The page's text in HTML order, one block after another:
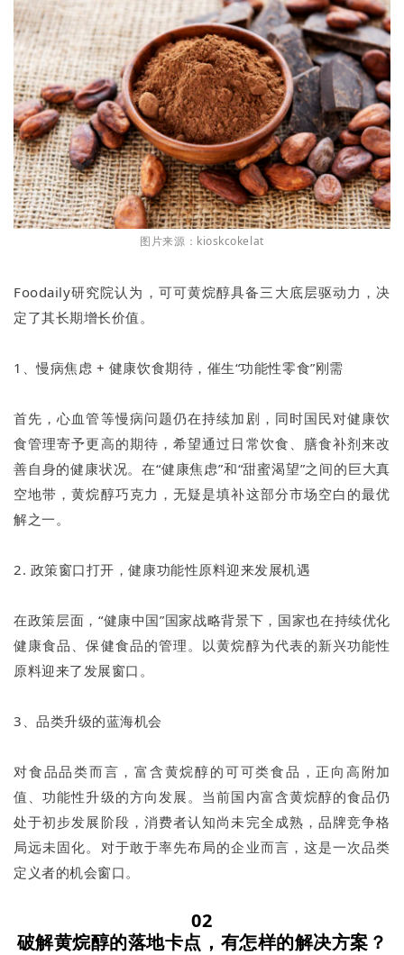
图片来源：kioskcokelat
Foodaily研究院认为，可可黄烷醇具备三大底层驱动力，决
定了其长期增长价值。
1、慢病焦虑 + 健康饮食期待，催生“功能性零食”刚需
首先，心血管等慢病问题仍在持续加剧，同时国民对健康饮
食管理寄予更高的期待，希望通过日常饮食、膳食补剂来改
善自身的健康状况。在“健康焦虑”和“甜蜜渴望”之间的巨大真
空地带，黄烷醇巧克力，无疑是填补这部分市场空白的最优
解之一。
2. 政策窗口打开，健康功能性原料迎来发展机遇
在政策层面，“健康中国”国家战略背景下，国家也在持续优化
健康食品、保健食品的管理。以黄烷醇为代表的新兴功能性
原料迎来了发展窗口。
3、品类升级的蓝海机会
对食品品类而言，富含黄烷醇的可可类食品，正向高附加
值、功能性升级的方向发展。当前国内富含黄烷醇的食品仍
处于初步发展阶段，消费者认知尚未完全成熟，品牌竞争格
局远未固化。对于敢于率先布局的企业而言，这是一次品类
定义者的机会窗口。
02
破解黄烷醇的落地卡点，有怎样的解决方案？